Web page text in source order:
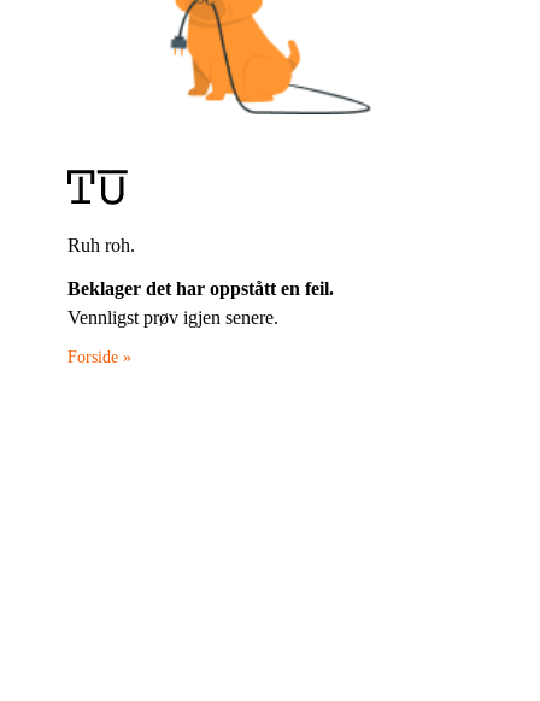
Ruh roh.
Beklager det har oppstått en feil.
Vennligst prøv igjen senere.
Forside »